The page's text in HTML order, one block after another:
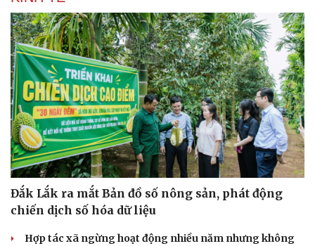
Đắk Lắk ra mắt Bản đồ số nông sản, phát động
chiến dịch số hóa dữ liệu
Hợp tác xã ngừng hoạt động nhiều năm nhưng không